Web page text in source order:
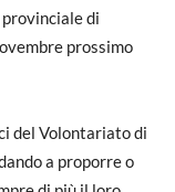
di
prossimo
del Volontariato di
a proporre o